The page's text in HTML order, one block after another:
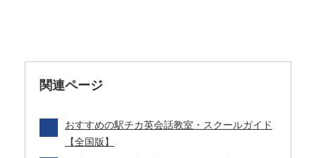
関連ページ
おすすめの駅チカ英会話教室・スクールガイド
【全国版】